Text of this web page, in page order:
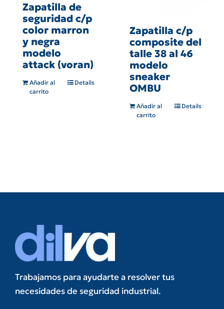
Zapatilla de
seguridad c/p
color marron
y negra
modelo
attack (voran)
Añadir al
carrito
Details
Zapatilla c/p
composite del
talle 38 al 46
modelo
sneaker
OMBU
Añadir al
carrito
Details
Trabajamos para ayudarte a resolver tus
necesidades de seguridad industrial.